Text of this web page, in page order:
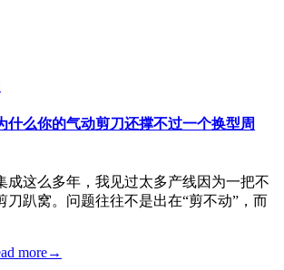
什么你的气动剪刀还撑不过一个换型周
成这么多年，我见过太多产线因为一把不
刀趴窝。问题往往不是出在“剪不动”，而
more→